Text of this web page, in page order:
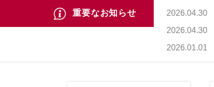
重要なお知らせ 2026.04.30
2026.04.30
2026.01.01